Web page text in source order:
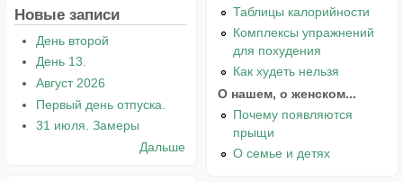
Новые записи
День второй
День 13.
Август 2026
Первый день отпуска.
31 июля. Замеры
Дальше
Таблицы калорийности
Комплексы упражнений
для похудения
Как худеть нельзя
О нашем, о женском...
Почему появляются
прыщи
О семье и детях